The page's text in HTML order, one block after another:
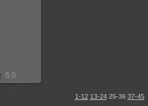
5.0
1-12 13-24 25-36 37-45